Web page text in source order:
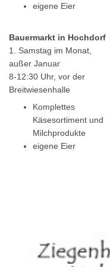
eigene Eier
Bauermarkt in Hochdorf
1. Samstag im Monat,
außer Januar
8-12:30 Uhr, vor der
Breitwiesenhalle
Komplettes
Käsesortiment und
Milchprodukte
eigene Eier